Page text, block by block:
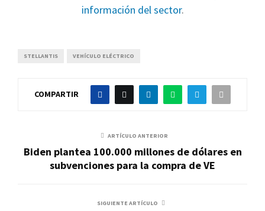
información del sector.
STELLANTIS VEHÍCULO ELÉCTRICO
COMPARTIR
ARTÍCULO ANTERIOR
Biden plantea 100.000 millones de dólares en
subvenciones para la compra de VE
SIGUIENTE ARTÍCULO